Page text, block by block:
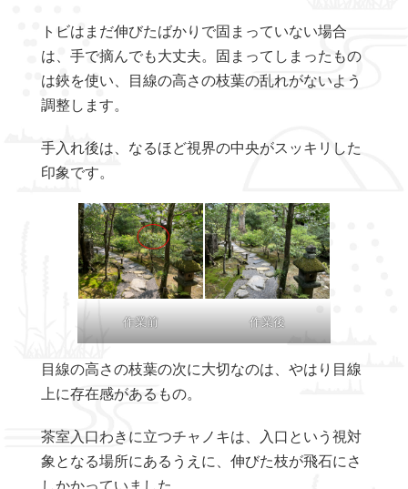
トビはまだ伸びたばかりで固まっていない場合
は、手で摘んでも大丈夫。固まってしまったもの
は鋏を使い、目線の高さの枝葉の乱れがないよう
調整します。
手入れ後は、なるほど視界の中央がスッキリした
印象です。
作業前 作業後
目線の高さの枝葉の次に大切なのは、やはり目線
上に存在感があるもの。
茶室入口わきに立つチャノキは、入口という視対
象となる場所にあるうえに、伸びた枝が飛石にさ
しかかっていました。